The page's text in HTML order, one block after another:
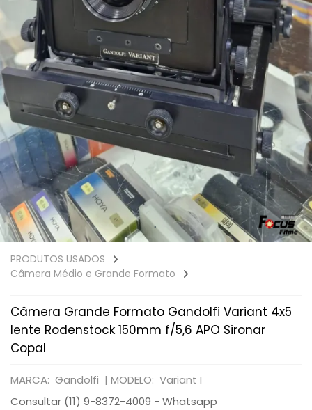
PRODUTOS USADOS
Câmera Médio e Grande Formato
Câmera Grande Formato Gandolfi Variant 4x5
lente Rodenstock 150mm f/5,6 APO Sironar
Copal
MARCA: Gandolfi | MODELO: Variant I
Consultar (11) 9-8372-4009 - Whatsapp